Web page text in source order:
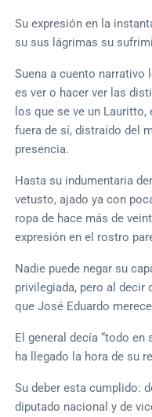
Su expresión en la
su sus lágrimas su
Suena a cuento
es ver o hacer ver las
los que se ve un
fuera de sí, distraído del
presencia.
Hasta su indumentaria
vetusto, ajado ya con
ropa de hace más de
expresión en el rostro
Nadie puede negar su
privilegiada, pero al decir
que José Eduardo
El general decía “todo en
ha llegado la hora de su
Su deber esta cumplido:
diputado nacional y de